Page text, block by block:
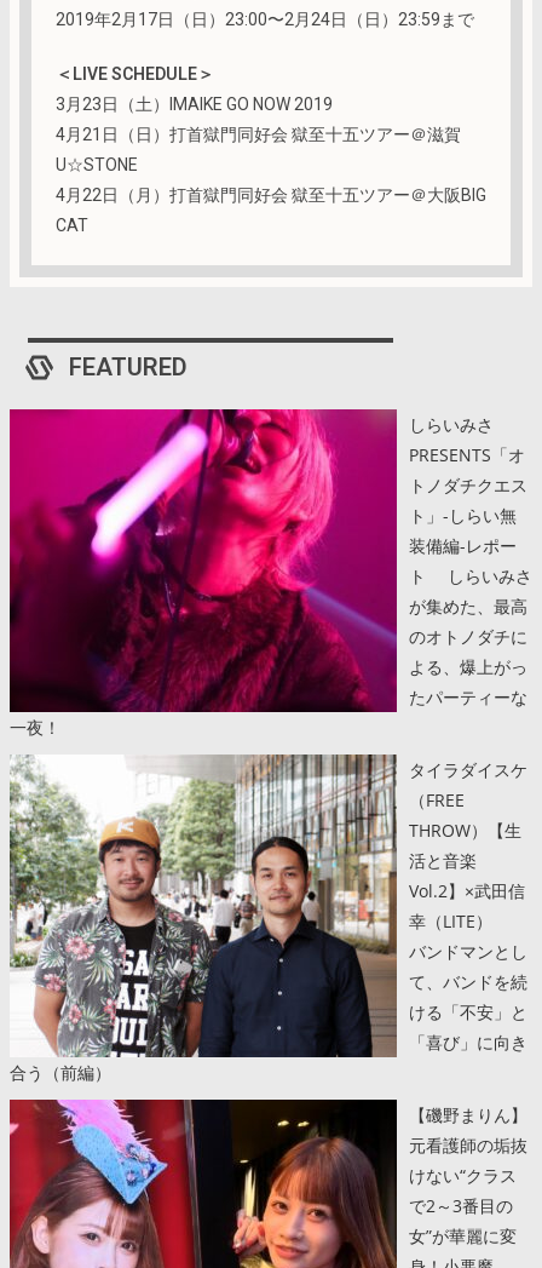
2019年2月17日（日）23:00〜2月24日（日）23:59まで
＜LIVE SCHEDULE＞
3月23日（土）IMAIKE GO NOW 2019
4月21日（日）打首獄門同好会 獄至十五ツアー＠滋賀
U☆STONE
4月22日（月）打首獄門同好会 獄至十五ツアー＠大阪BIG
CAT
FEATURED
しらいみさ
PRESENTS「オ
トノダチクエス
ト」-しらい無
装備編-レポー
ト しらいみさ
が集めた、最高
のオトノダチに
よる、爆上がっ
たパーティーな
一夜！
タイラダイスケ
（FREE
THROW）【生
活と音楽
Vol.2】×武田信
幸（LITE）
バンドマンとし
て、バンドを続
ける「不安」と
「喜び」に向き
合う（前編）
【磯野まりん】
元看護師の垢抜
けない“クラス
で2～3番目の
女”が華麗に変